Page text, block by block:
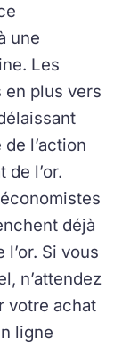
une
Les
plus vers
l’action
de l’or.
déjà
Si vous
n’attendez
votre achat
ligne